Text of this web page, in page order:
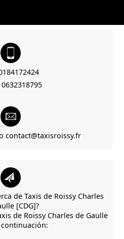
0632318795
contact@taxisroissy.fr
de Taxis de Roissy Charles
[CDG]?
de Roissy Charles de Gaulle
continuación: